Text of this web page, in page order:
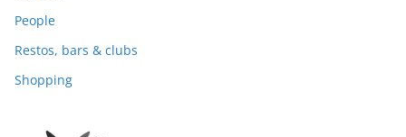
People
Restos, bars & clubs
Shopping